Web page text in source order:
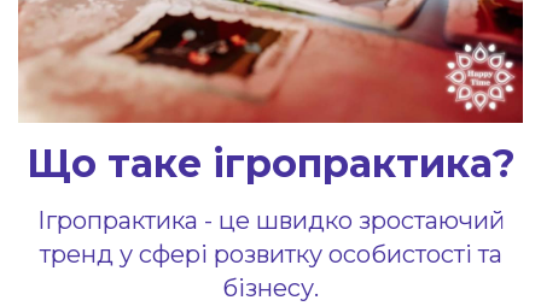
Що таке ігропрактика?
Ігропрактика - це швидко зростаючий
тренд у сфері розвитку особистості та
бізнесу.